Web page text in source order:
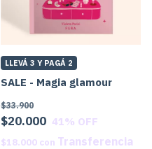
SALE - Magia glamour
$20.000
$33.900
41% OFF
LLEVÁ 3 Y PAGÁ 2
$18.000 con